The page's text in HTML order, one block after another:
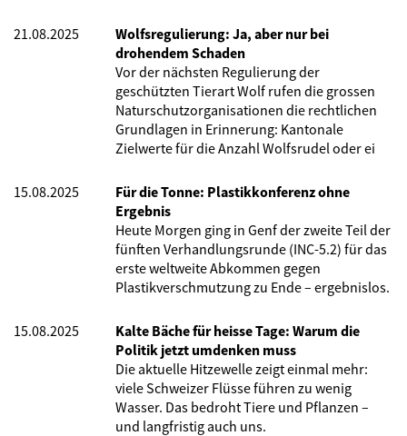
21.08.2025
Wolfsregulierung: Ja, aber nur bei
drohendem Schaden
Vor der nächsten Regulierung der
geschützten Tierart Wolf rufen die grossen
Naturschutzorganisationen die rechtlichen
Grundlagen in Erinnerung: Kantonale
Zielwerte für die Anzahl Wolfsrudel oder ei
15.08.2025
Für die Tonne: Plastikkonferenz ohne
Ergebnis
Heute Morgen ging in Genf der zweite Teil der
fünften Verhandlungsrunde (INC-5.2) für das
erste weltweite Abkommen gegen
Plastikverschmutzung zu Ende – ergebnislos.
15.08.2025
Kalte Bäche für heisse Tage: Warum die
Politik jetzt umdenken muss
Die aktuelle Hitzewelle zeigt einmal mehr:
viele Schweizer Flüsse führen zu wenig
Wasser. Das bedroht Tiere und Pflanzen –
und langfristig auch uns.